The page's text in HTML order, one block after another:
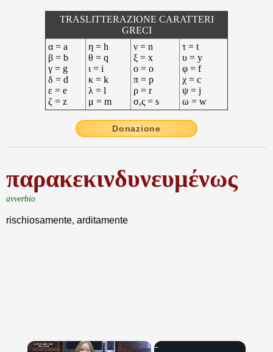
TRASLITTERAZIONE CARATTERI
GRECI
α = a
β = b
γ = g
δ = d
ε = e
ζ = z
η = h
θ = q
ι = i
κ = k
λ = l
μ = m
ν = n
ξ = x
ο = o
π = p
ρ = r
σ,ς = s
τ = t
υ = y
φ = f
χ = c
ψ = j
ω = w
Donazione
παρακεκινδυνευμένως
avverbio
rischiosamente, arditamente
×